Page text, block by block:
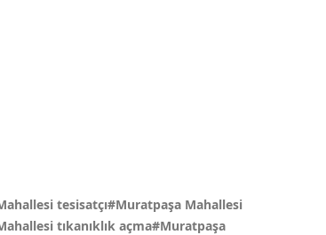
tesisatçı#Muratpaşa Mahallesi
tıkanıklık açma#Muratpaşa